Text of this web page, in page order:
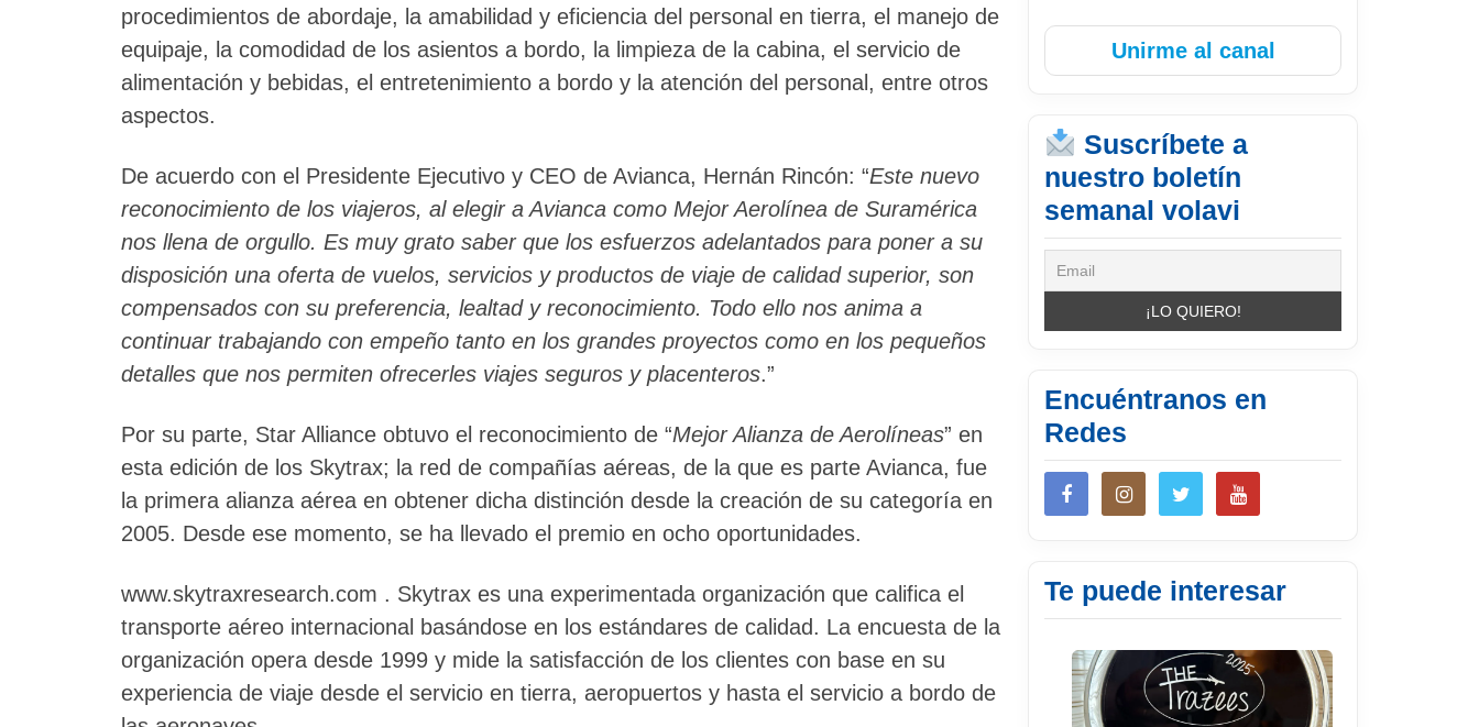
procedimientos de abordaje, la amabilidad y eficiencia del personal en tierra, el manejo de
equipaje, la comodidad de los asientos a bordo, la limpieza de la cabina, el servicio de
alimentación y bebidas, el entretenimiento a bordo y la atención del personal, entre otros
aspectos.
De acuerdo con el Presidente Ejecutivo y CEO de Avianca, Hernán Rincón: “Este nuevo
reconocimiento de los viajeros, al elegir a Avianca como Mejor Aerolínea de Suramérica
nos llena de orgullo. Es muy grato saber que los esfuerzos adelantados para poner a su
disposición una oferta de vuelos, servicios y productos de viaje de calidad superior, son
compensados con su preferencia, lealtad y reconocimiento. Todo ello nos anima a
continuar trabajando con empeño tanto en los grandes proyectos como en los pequeños
detalles que nos permiten ofrecerles viajes seguros y placenteros.”
Por su parte, Star Alliance obtuvo el reconocimiento de “Mejor Alianza de Aerolíneas” en
esta edición de los Skytrax; la red de compañías aéreas, de la que es parte Avianca, fue
la primera alianza aérea en obtener dicha distinción desde la creación de su categoría en
2005. Desde ese momento, se ha llevado el premio en ocho oportunidades.
www.skytraxresearch.com . Skytrax es una experimentada organización que califica el
transporte aéreo internacional basándose en los estándares de calidad. La encuesta de la
organización opera desde 1999 y mide la satisfacción de los clientes con base en su
experiencia de viaje desde el servicio en tierra, aeropuertos y hasta el servicio a bordo de
Unirme al canal
Suscríbete a
nuestro boletín
semanal volavi
Encuéntranos en
Redes
Te puede interesar